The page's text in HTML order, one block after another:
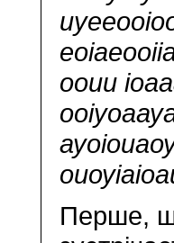
ооии
Перше,